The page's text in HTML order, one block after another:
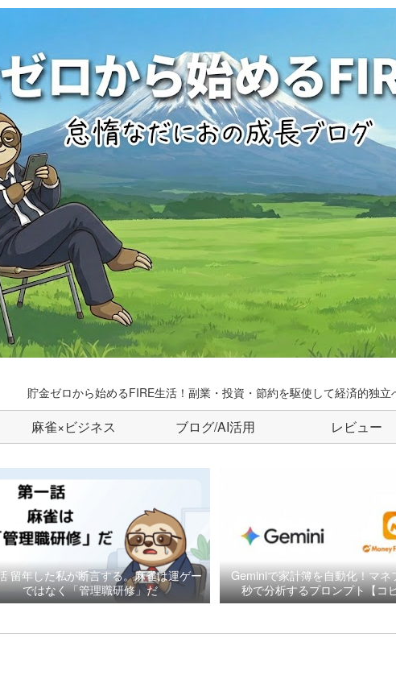
貯金ゼロから始めるFIRE生活！副業・投資・節約を駆使して経済的独立
麻雀×ビジネス ブログ/AI活用 レビュー
留年した私が断言する。麻雀は運ゲー
ではなく「管理職研修」だ
Geminiで家計簿を自動化！マネ
秒で分析するプロンプト【コ